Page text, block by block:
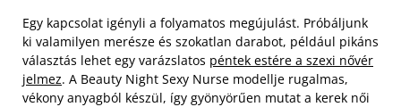
Egy kapcsolat igényli a folyamatos megújulást. Próbáljunk
ki valamilyen merésze és szokatlan darabot, például pikáns
választás lehet egy varázslatos péntek estére a szexi nővér
jelmez. A Beauty Night Sexy Nurse modellje rugalmas,
vékony anyagból készül, így gyönyörűen mutat a kerek női